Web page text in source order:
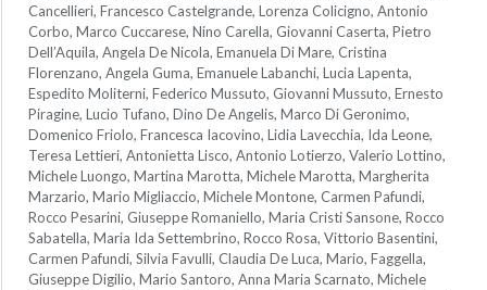
Cancellieri, Francesco Castelgrande, Lorenza Colicigno, Antonio
Corbo, Marco Cuccarese, Nino Carella, Giovanni Caserta, Pietro
Dell’Aquila, Angela De Nicola, Emanuela Di Mare, Cristina
Florenzano, Angela Guma, Emanuele Labanchi, Lucia Lapenta,
Espedito Moliterni, Federico Mussuto, Giovanni Mussuto, Ernesto
Piragine, Lucio Tufano, Dino De Angelis, Marco Di Geronimo,
Domenico Friolo, Francesca Iacovino, Lidia Lavecchia, Ida Leone,
Teresa Lettieri, Antonietta Lisco, Antonio Lotierzo, Valerio Lottino,
Michele Luongo, Martina Marotta, Michele Marotta, Margherita
Marzario, Mario Migliaccio, Michele Montone, Carmen Pafundi,
Rocco Pesarini, Giuseppe Romaniello, Maria Cristi Sansone, Rocco
Sabatella, Maria Ida Settembrino, Rocco Rosa, Vittorio Basentini,
Carmen Pafundi, Silvia Favulli, Claudia De Luca, Mario, Faggella,
Giuseppe Digilio, Mario Santoro, Anna Maria Scarnato, Michele